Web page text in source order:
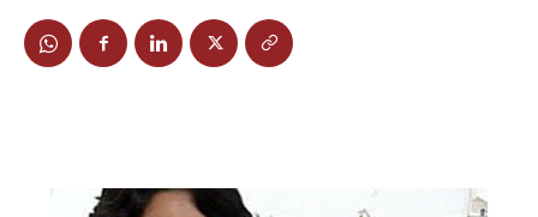
TV Século
Meio Ambiente
TV Século
Meio Ambiente
TV Século
Meio Ambiente
TV Século
Meio Ambiente